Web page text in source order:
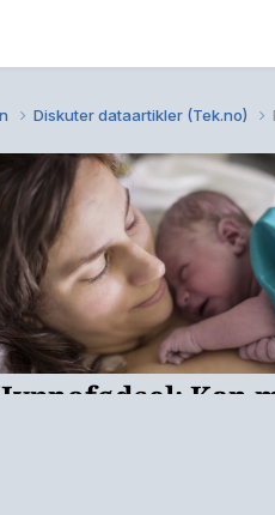
Diskuter dataartikler (Tek.no)